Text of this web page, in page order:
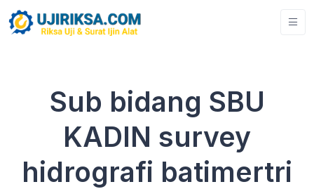
Sub bidang SBU
KADIN survey
hidrografi batimertri